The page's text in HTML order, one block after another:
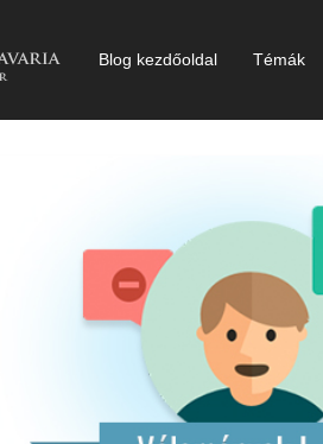
Blog kezdőoldal Témák